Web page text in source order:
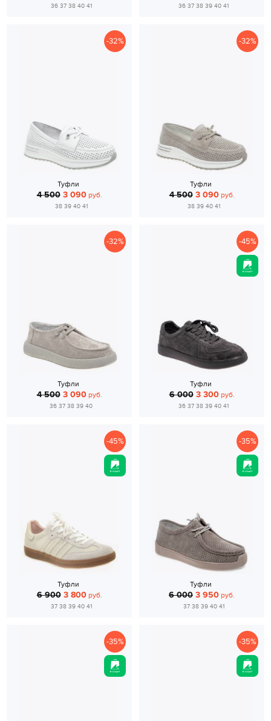
36 37 38 40 41 36 37 38 39 40 41
-32%
Туфли
4 500 3 090руб.
38 39 40 41
-32%
Туфли
4 500 3 090руб.
38 39 40 41
-32%
Туфли
4 500 3 090руб.
36 37 38 39 40
-45%
Туфли
6 000 3 300руб.
36 37 38 39 40 41
-45%
Туфли
6 900 3 800руб.
37 38 39 40 41
-35%
Туфли
6 000 3 950 руб.
37 38 39 40 41
-35% -35%